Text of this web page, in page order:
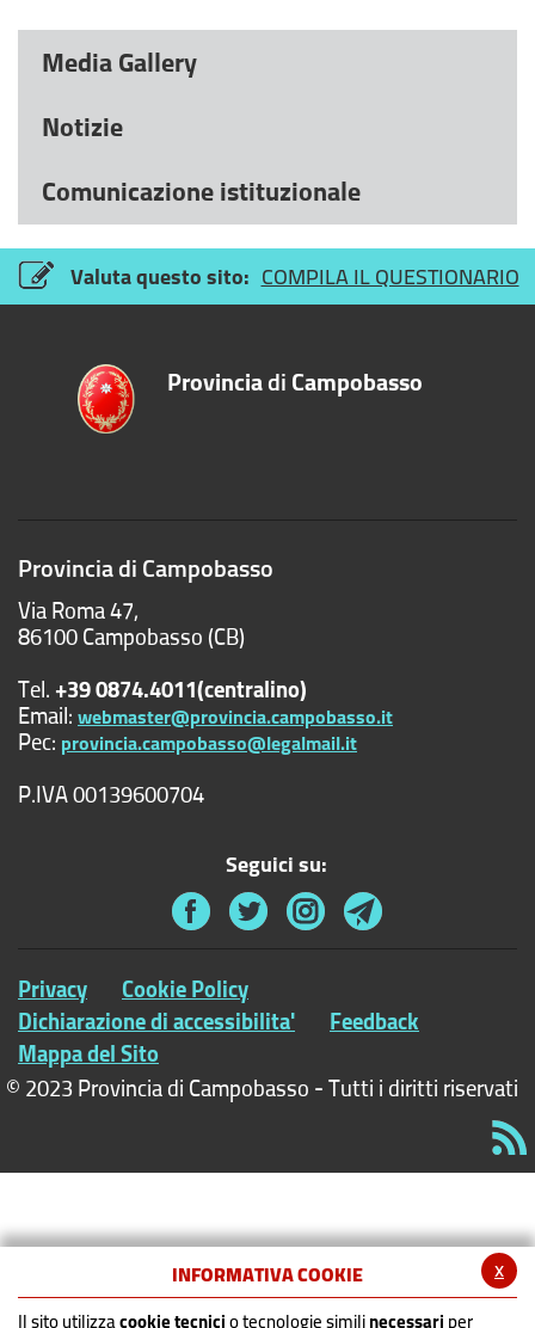
x
INFORMATIVA COOKIE
Media Gallery
Notizie
Comunicazione istituzionale
Valuta questo sito: COMPILA IL QUESTIONARIO
ProvinciadiCampobasso
Provincia di Campobasso
Via Roma 47,
86100 Campobasso (CB)
Tel.+39 0874.4011(centralino)
Email:webmaster@provincia.campobasso.it
Pec: provincia.campobasso@legalmail.it
P.IVA 00139600704
Seguici su:
Privacy Cookie Policy
Dichiarazione di accessibilita' Feedback
Mappa del Sito
© 2023 Provincia di Campobasso - Tutti i diritti riservati